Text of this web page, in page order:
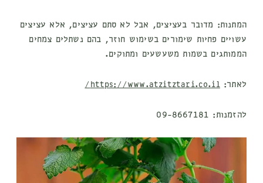
המתנות: מדובר בעציצים, אבל לא סתם עציצים, אלא עציצים
עשויים פחיות שימורים בשימוש חוזר, בהם נשתלים צמחים
הממותגים בשמות משעשעים ומתוקים.
לאתר: https://www.atzitztari.co.il/
להזמנות: